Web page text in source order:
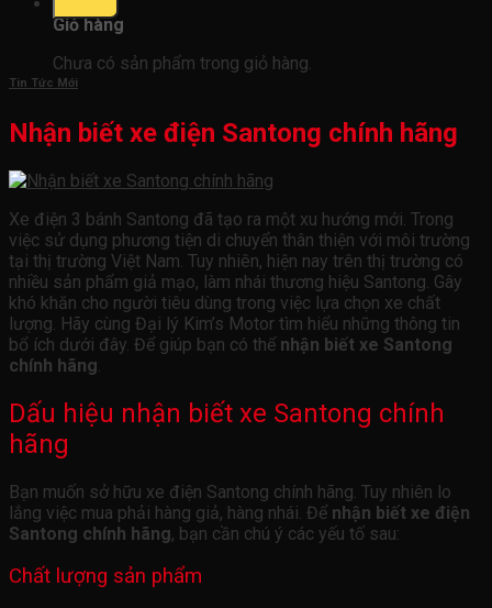
Giỏ hàng
Chưa có sản phẩm trong giỏ hàng.
Tin Tức Mới
Nhận biết xe điện Santong chính hãng
Xe điện 3 bánh Santong đã tạo ra một xu hướng mới. Trong
việc sử dụng phương tiện di chuyển thân thiện với môi trường
tại thị trường Việt Nam. Tuy nhiên, hiện nay trên thị trường có
nhiều sản phẩm giả mạo, làm nhái thương hiệu Santong. Gây
khó khăn cho người tiêu dùng trong việc lựa chọn xe chất
lượng. Hãy cùng Đại lý Kim’s Motor tìm hiểu những thông tin
bổ ích dưới đây. Để giúp bạn có thể nhận biết xe Santong
chính hãng.
Dấu hiệu nhận biết xe Santong chính
hãng
Bạn muốn sở hữu xe điện Santong chính hãng. Tuy nhiên lo
lắng việc mua phải hàng giả, hàng nhái. Để nhận biết xe điện
Santong chính hãng, bạn cần chú ý các yếu tố sau:
Chất lượng sản phẩm